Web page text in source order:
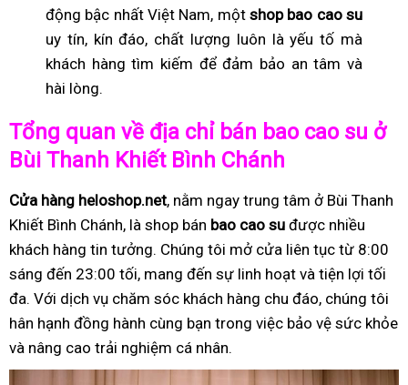
động bậc nhất Việt Nam, một shop bao cao su
uy tín, kín đáo, chất lượng luôn là yếu tố mà
khách hàng tìm kiếm để đảm bảo an tâm và
hài lòng.
Tổng quan về địa chỉ bán bao cao su ở
Bùi Thanh Khiết Bình Chánh
Cửa hàng heloshop.net, nằm ngay trung tâm ở Bùi Thanh
Khiết Bình Chánh, là shop bán bao cao su được nhiều
khách hàng tin tưởng. Chúng tôi mở cửa liên tục từ 8:00
sáng đến 23:00 tối, mang đến sự linh hoạt và tiện lợi tối
đa. Với dịch vụ chăm sóc khách hàng chu đáo, chúng tôi
hân hạnh đồng hành cùng bạn trong việc bảo vệ sức khỏe
và nâng cao trải nghiệm cá nhân.